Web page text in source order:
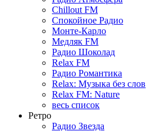
Chillout FM
Спокойное Радио
Монте-Карло
Медляк FM
Радио Шоколад
Relax FM
Радио Романтика
Relax: Музыка без слов
Relax FM: Nature
весь список
Ретро
Радио Звезда